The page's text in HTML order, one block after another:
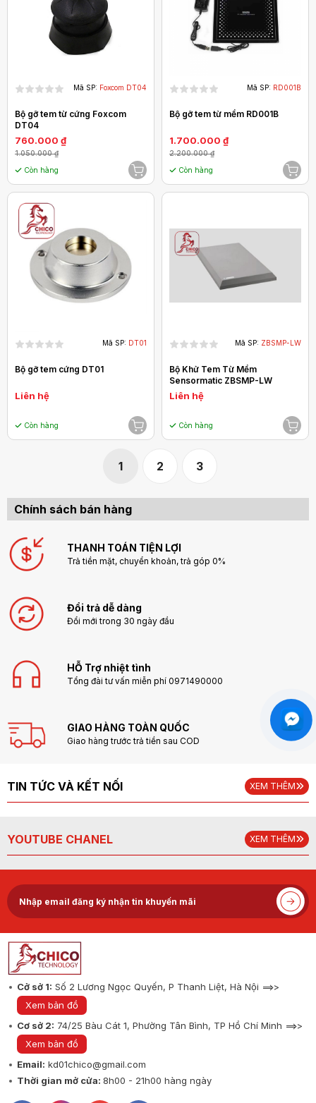
Mã SP: Foxcom DT04
Bộ gỡ tem từ cứng Foxcom
DT04
760.000 ₫
1.050.000 ₫
Còn hàng
Mã SP: RD001B
Bộ gỡ tem từ mềm RD001B
1.700.000 ₫
2.200.000 ₫
Còn hàng
Mã SP: DT01
Bộ gỡ tem cứng DT01
Liên hệ
Còn hàng
Mã SP: ZBSMP-LW
Bộ Khử Tem Từ Mềm
Sensormatic ZBSMP-LW
Liên hệ
Còn hàng
1 2 3
Chính sách bán hàng
THANH TOÁN TIỆN LỢI
Trả tiền mặt, chuyển khoản, trả góp 0%
Đổi trả dễ dàng
Đổi mới trong 30 ngày đầu
HỖ Trợ nhiệt tình
Tổng đài tư vấn miễn phí 0971490000
GIAO HÀNG TOÀN QUỐC
Giao hàng trước trả tiền sau COD
TIN TỨC VÀ KẾT NỐI XEM THÊM
YOUTUBE CHANEL XEM THÊM
Cở sở 1: Số 2 Lương Ngọc Quyến, P Thanh Liệt, Hà Nội ==>>
Xem bản đồ
Cơ sở 2: 74/25 Bàu Cát 1, Phường Tân Bình, TP Hồ Chí Minh ==>>
Xem bản đồ
Email: kd01chico@gmail.com
Thời gian mở cửa: 8h00 - 21h00 hàng ngày